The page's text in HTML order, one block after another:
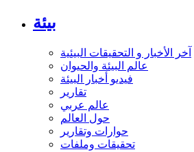
بيئة
آخر الأخبار و التحقيقات البيئية
عالم البيئة والحيوان
فيديو أخبار البيئة
تقارير
عالم عربي
حول العالم
حوارات وتقارير
تحقيقات وملفات